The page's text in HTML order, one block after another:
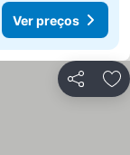
Ver preços
Partilhar